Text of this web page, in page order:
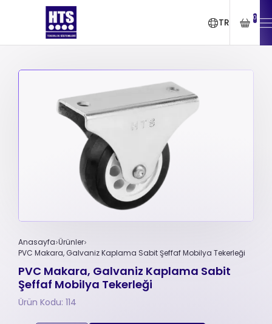
TR 0
Anasayfa Ürünler
PVC Makara, Galvaniz Kaplama Sabit Şeffaf Mobilya Tekerleği
PVC Makara, Galvaniz Kaplama Sabit
Şeffaf Mobilya Tekerleği
Ürün Kodu: 114